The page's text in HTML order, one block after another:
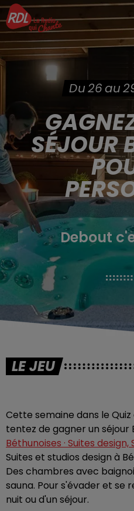
Du 26 au
SÉJOUR
Debout
LE JEU
Cette semaine dans le Quiz
tentez de gagner un séjour
Béthunoises · Suites design,
Suites et studios design à
Des chambres avec
sauna. Pour s'évader et se
nuit ou d'un séjour.